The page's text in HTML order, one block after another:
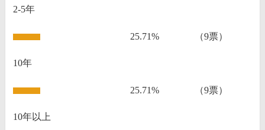
2-5年
25.71% （9票）
10年
25.71% （9票）
10年以上